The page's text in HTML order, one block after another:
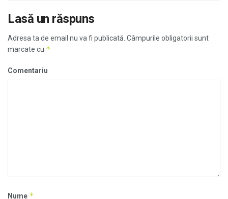
Lasă un răspuns
Adresa ta de email nu va fi publicată. Câmpurile obligatorii sunt
marcate cu *
Comentariu
Nume *